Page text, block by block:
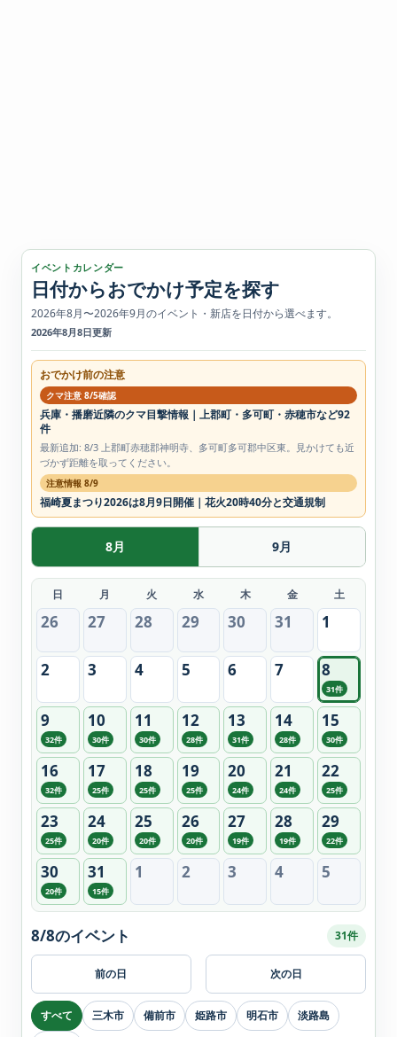
イベントカレンダー
日付からおでかけ予定を探す
2026年8月〜2026年9月のイベント・新店を日付から選べます。
2026年8月8日更新
おでかけ前の注意
クマ注意 8/5確認
兵庫・播磨近隣のクマ目撃情報｜上郡町・多可町・赤穂市など92
件
最新追加: 8/3 上郡町赤穂郡神明寺、多可町多可郡中区東。見かけても近
づかず距離を取ってください。
注意情報 8/9
福崎夏まつり2026は8月9日開催｜花火20時40分と交通規制
8月 9月
日 月 火 水 木 金 土
26 27 28 29 30 31 1
2 3 4 5 6 7 8
31件
9
32件
10
30件
11
30件
12
28件
13
31件
14
28件
15
30件
16
32件
17
25件
18
25件
19
25件
20
24件
21
24件
22
25件
23
25件
24
20件
25
20件
26
20件
27
19件
28
19件
29
22件
30
20件
31
15件
1 2 3 4 5
前の日
8/8のイベント 31件
次の日
すべて 三木市 備前市 姫路市 明石市
淡路島